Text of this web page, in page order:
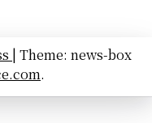
| Theme: news-box
.